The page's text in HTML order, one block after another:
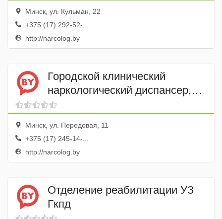
Минск, ул. Кульман, 22
+375 (17) 292-52-...
http://narcolog.by
Городской клинический
наркологический диспансер,
амбулаторный кабинет
Минск, ул. Передовая, 11
+375 (17) 245-14-...
http://narcolog.by
Отделение реабилитации УЗ
Гкпд